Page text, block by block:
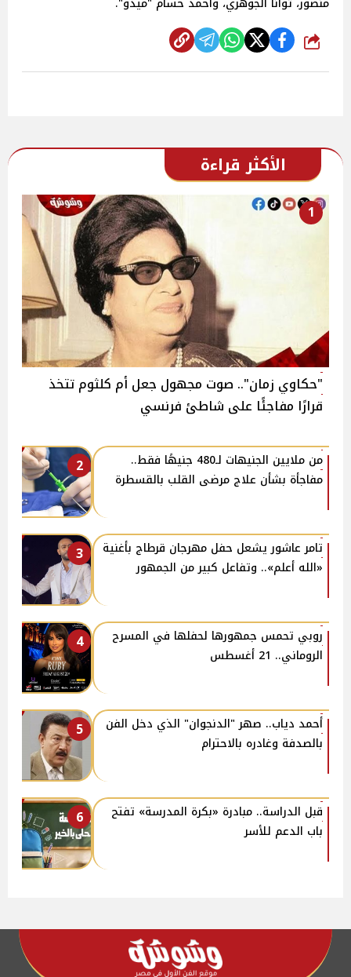
شارك
الأكثر قراءة
1
"حكاوي زمان".. صوت مجهول جعل أم كلثوم تتخذ
قرارًا مفاجئًا على شاطئ فرنسي
2
من ملايين الجنيهات لـ480 جنيهًا فقط..
مفاجأة بشأن علاج مرضى القلب بالقسطرة
3
تامر عاشور يشعل حفل مهرجان قرطاج بأغنية
«الله أعلم».. وتفاعل كبير من الجمهور
4
روبي تحمس جمهورها لحفلها في المسرح
الروماني.. 21 أغسطس
5
أحمد دياب.. صهر "الدنجوان" الذي دخل الفن
بالصدفة وغادره بالاحترام
6
قبل الدراسة.. مبادرة «بكرة المدرسة» تفتح
باب الدعم للأسر